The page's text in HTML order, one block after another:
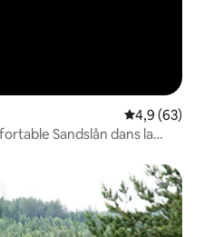
Évaluation
4,9 (63)
Sandslån dans la
appréciés